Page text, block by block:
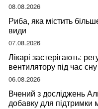
08.08.2026
Риба, яка містить
види
07.08.2026
Лікарі застерігають:
вентилятору під час
ваше здоров’я
06.08.2026
Вчений з досліджень
добавку для підтримки